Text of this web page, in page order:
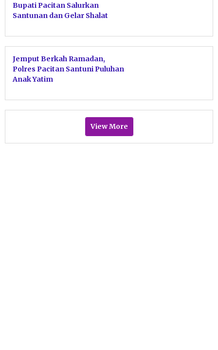
Bupati Pacitan Salurkan
Santunan dan Gelar Shalat
Jemput Berkah Ramadan,
Polres Pacitan Santuni Puluhan
Anak Yatim
View More